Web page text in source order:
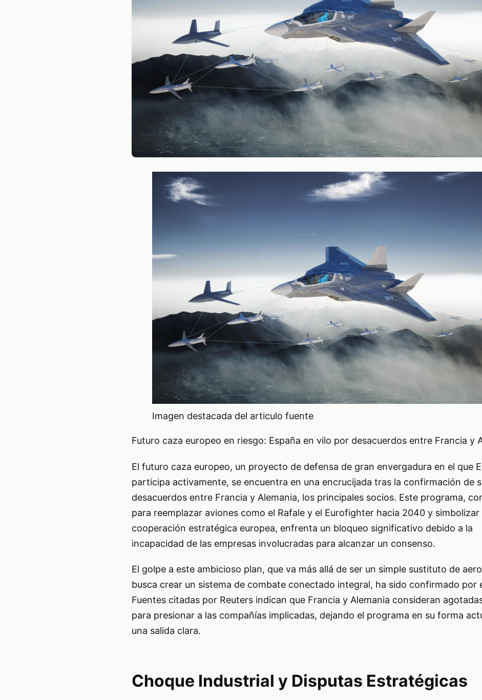
Imagen destacada del articulo fuente
Futuro caza europeo en riesgo: España en vilo por desacuerdos entre Francia y
El futuro caza europeo, un proyecto de defensa de gran envergadura en el que
participa activamente, se encuentra en una encrucijada tras la confirmación de
desacuerdos entre Francia y Alemania, los principales socios. Este programa,
para reemplazar aviones como el Rafale y el Eurofighter hacia 2040 y simbolizar
cooperación estratégica europea, enfrenta un bloqueo significativo debido a la
incapacidad de las empresas involucradas para alcanzar un consenso.
El golpe a este ambicioso plan, que va más allá de ser un simple sustituto de
busca crear un sistema de combate conectado integral, ha sido confirmado por
Fuentes citadas por Reuters indican que Francia y Alemania consideran
para presionar a las compañías implicadas, dejando el programa en su forma
una salida clara.
Choque Industrial y Disputas Estratégicas